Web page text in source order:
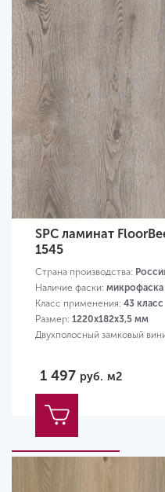
SPC ламинат
1545
Страна производства:
Наличие фаски: микрофаска
Класс применения: 43 класс
Размер: 1220х182х3,5 мм
Двухполосный замковый
1 497 руб. м2